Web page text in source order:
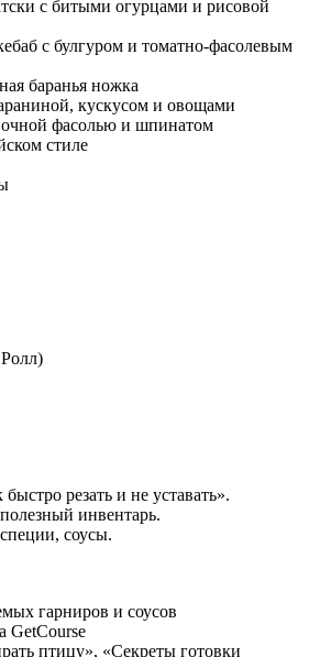
с битыми огурцами и рисовой
с булгуром и томатно-фасолевым
баранья ножка
кускусом и овощами
фасолью и шпинатом
стиле
резать и не уставать».
инвентарь.
соусы.
гарниров и соусов
GetCourse
птицу», «Секреты готовки